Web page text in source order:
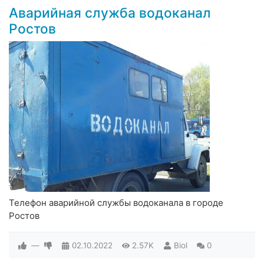
Аварийная служба водоканал
Ростов
Телефон аварийной службы водоканала в городе
Ростов
— 02.10.2022 2.57K Biol 0